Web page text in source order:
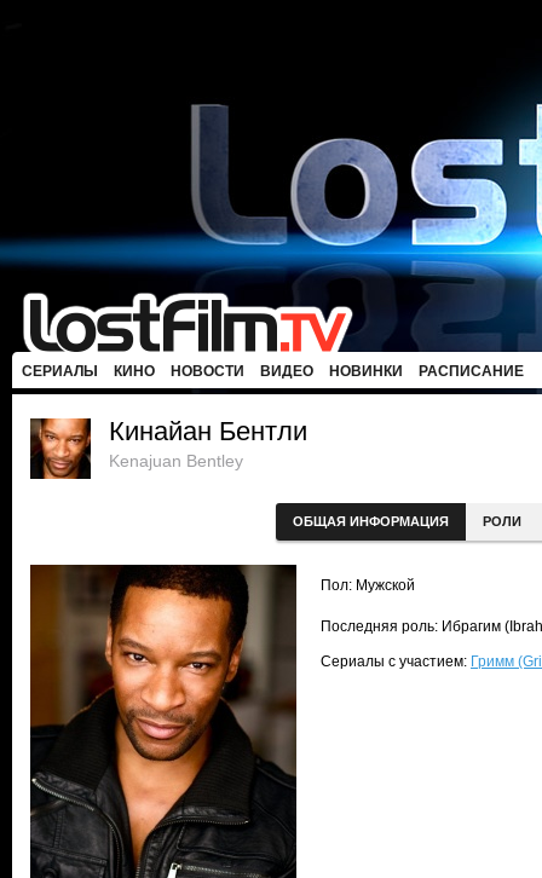
СЕРИАЛЫ КИНО НОВОСТИ ВИДЕО НОВИНКИ РАСПИСАНИЕ
Кинайан Бентли
Kenajuan Bentley
ОБЩАЯ ИНФОРМАЦИЯ РОЛИ
Пол: Мужской
Последняя роль: Ибрагим
Сериалы с участием: Гримм